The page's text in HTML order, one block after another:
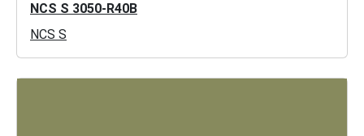
NCS S 3050-R40B
NCS S